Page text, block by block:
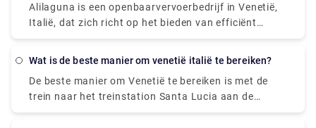
minuten en de prijs is 8 euro (15 euro voor het
retourticket).
luchthaven Venetië Marco Polo.
Alilaguna is een openbaarvervoerbedrijf in Venetië,
Italië, dat zich richt op het bieden van efficiënt
bootvervoer door de hele stad. Onze 4 lijnen
Lido en Murano.
wat is de beste manier om venetië italië te bereiken?
De beste manier om Venetië te bereiken is met de
trein naar het treinstation Santa Lucia aan de
noordwestelijke rand van de stad. Er is ook een